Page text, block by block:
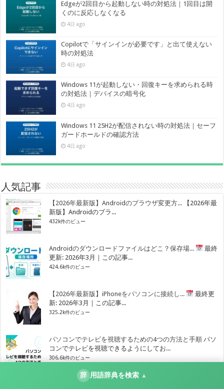
Edgeが2回目から起動しない時の対処法｜1回目は開
くのに反応しなくなる
4日 ago
Copilotで「サインインが必要です」と出て使えない
時の対処法
4日 ago
Windows 11が起動しない・回復キーを求められる時
の対処法｜デバイスの暗号化
4日 ago
Windows 11 25H2が配信されない時の対処法｜セーフ
ガードホールドの確認方法
4日 ago
人気記事
【2026年最新版】Androidのブラウザ変更方...
【2026年最
新版】Androidのブラ...
432k件のビュー
Androidのダウンロードファイルはどこ？保存場...
最終
更新: 2026年3月｜この記事...
424.6k件のビュー
【2026年最新版】iPhoneをパソコンに接続し...
最終更
新: 2026年3月｜この記事...
325.2k件のビュー
パソコンでテレビを視聴するための4つの方法と手順 パソ
コンでテレビを視聴できるようにしてお...
306.6k件のビュー
辞 用語辞典を検索 ▲